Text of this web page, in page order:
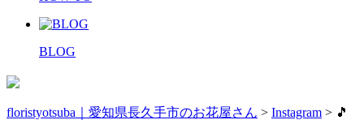
BLOG
floristyotsuba｜愛知県長久手市のお花屋さん > Instagram > 🎵